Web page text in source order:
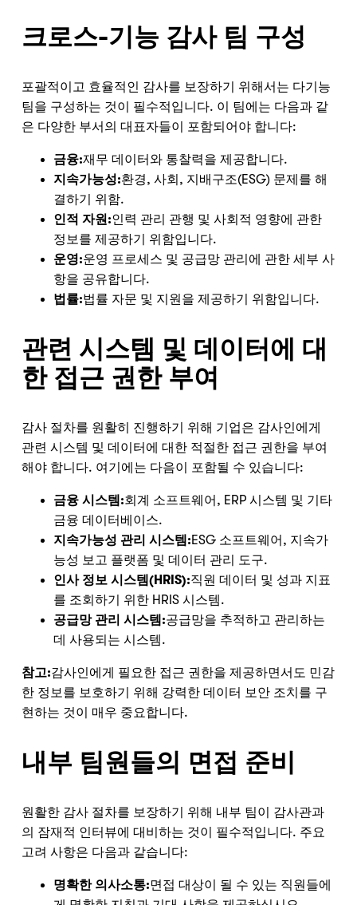
크로스-기능 감사 팀 구성
포괄적이고 효율적인 감사를 보장하기 위해서는 다기능
팀을 구성하는 것이 필수적입니다. 이 팀에는 다음과 같
은 다양한 부서의 대표자들이 포함되어야 합니다:
금융:재무 데이터와 통찰력을 제공합니다.
지속가능성:환경, 사회, 지배구조(ESG) 문제를 해
결하기 위함.
인적 자원:인력 관리 관행 및 사회적 영향에 관한
정보를 제공하기 위함입니다.
운영:운영 프로세스 및 공급망 관리에 관한 세부 사
항을 공유합니다.
법률:법률 자문 및 지원을 제공하기 위함입니다.
관련 시스템 및 데이터에 대
한 접근 권한 부여
감사 절차를 원활히 진행하기 위해 기업은 감사인에게
관련 시스템 및 데이터에 대한 적절한 접근 권한을 부여
해야 합니다. 여기에는 다음이 포함될 수 있습니다:
금융 시스템:회계 소프트웨어, ERP 시스템 및 기타
금융 데이터베이스.
지속가능성 관리 시스템:ESG 소프트웨어, 지속가
능성 보고 플랫폼 및 데이터 관리 도구.
인사 정보 시스템(HRIS):직원 데이터 및 성과 지표
를 조회하기 위한 HRIS 시스템.
공급망 관리 시스템:공급망을 추적하고 관리하는
데 사용되는 시스템.
참고:감사인에게 필요한 접근 권한을 제공하면서도 민감
한 정보를 보호하기 위해 강력한 데이터 보안 조치를 구
현하는 것이 매우 중요합니다.
내부 팀원들의 면접 준비
원활한 감사 절차를 보장하기 위해 내부 팀이 감사관과
의 잠재적 인터뷰에 대비하는 것이 필수적입니다. 주요
고려 사항은 다음과 같습니다:
명확한 의사소통:면접 대상이 될 수 있는 직원들에
Nicole
AI Chief Engagement Officer